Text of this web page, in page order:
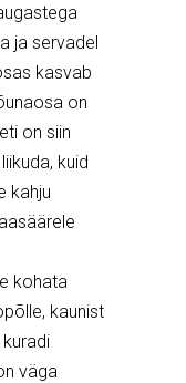
ja servadel
kasvab
on
on siin
kuid
kahju
kohata
kaunist
väga